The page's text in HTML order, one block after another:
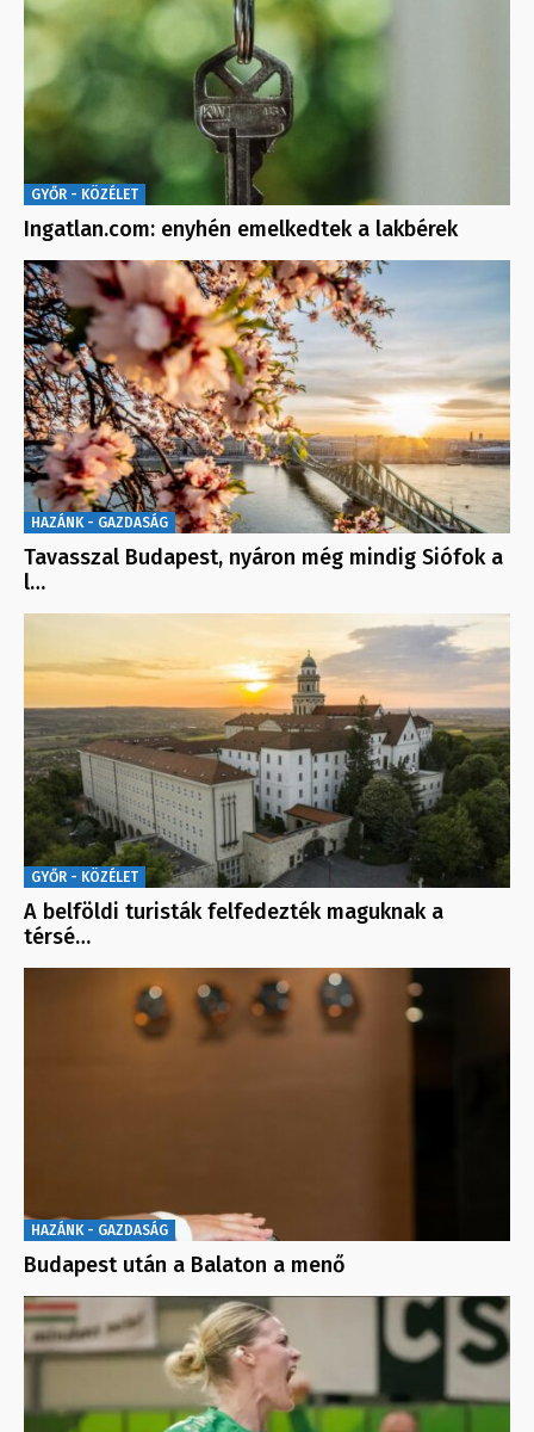
GYŐR - KÖZÉLET
Ingatlan.com: enyhén emelkedtek a lakbérek
HAZÁNK - GAZDASÁG
Tavasszal Budapest, nyáron még mindig Siófok a
l…
GYŐR - KÖZÉLET
A belföldi turisták felfedezték maguknak a
térsé…
HAZÁNK - GAZDASÁG
Budapest után a Balaton a menő